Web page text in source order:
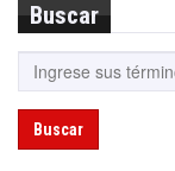
Buscar
Buscar